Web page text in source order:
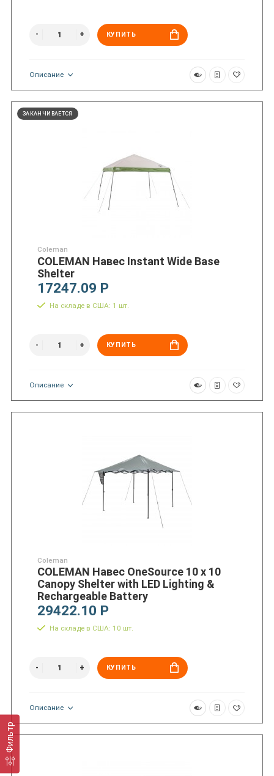
Фильтр
КУПИТЬ
Описание
ЗАКАНЧИВАЕТСЯ
Coleman
COLEMAN Навес Instant Wide Base
Shelter
17247.09 Р
На складе в США: 1 шт.
КУПИТЬ
Описание
Coleman
COLEMAN Навес OneSource 10 x 10
Canopy Shelter with LED Lighting &
Rechargeable Battery
29422.10 Р
На складе в США: 10 шт.
КУПИТЬ
Описание